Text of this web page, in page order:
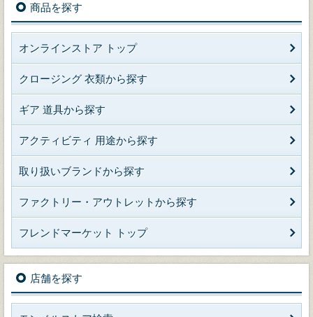
商品を探す
オンラインストア トップ
クロージング 衣類から探す
ギア 道具から探す
アクティビティ 用途から探す
取り扱いブランドから探す
ファクトリー・アウトレットから探す
フレンドマーケット トップ
店舗を探す